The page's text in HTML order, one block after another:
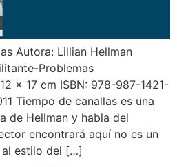
Autora: Lillian Hellman
Problemas
x 17 cm ISBN: 978-987-1421-
Tiempo de canallas es una
de Hellman y habla del
encontrará aquí no es un
estilo del […]